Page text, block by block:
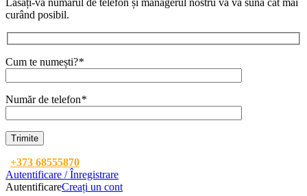
curând posibil.
Cum te numești?*
Număr de telefon*
+373 68555870
Autentificare / Înregistrare
AutentificareCreați un cont